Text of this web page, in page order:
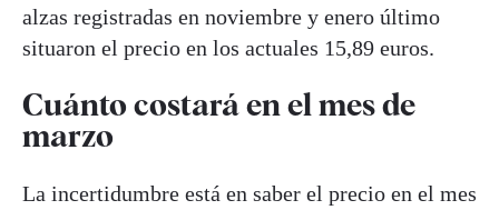
alzas registradas en noviembre y enero último
situaron el precio en los actuales 15,89 euros.
Cuánto costará en el mes de
marzo
La incertidumbre está en saber el precio en el mes